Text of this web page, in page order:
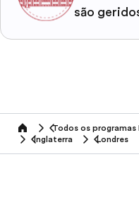
são
home Todos os programas
Inglaterra
Londres